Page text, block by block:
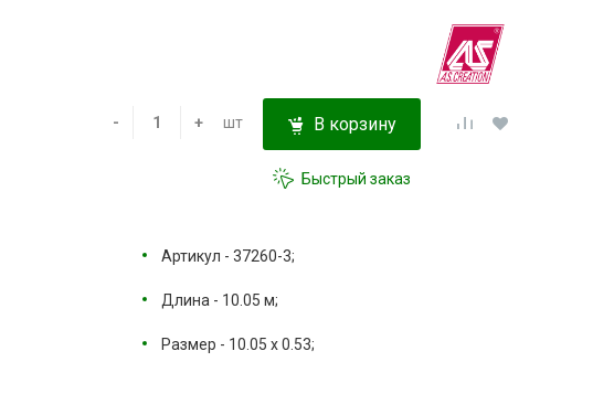
- + шт В корзину
Быстрый заказ
Артикул - 37260-3;
Длина - 10.05 м;
Размер - 10.05 х 0.53;